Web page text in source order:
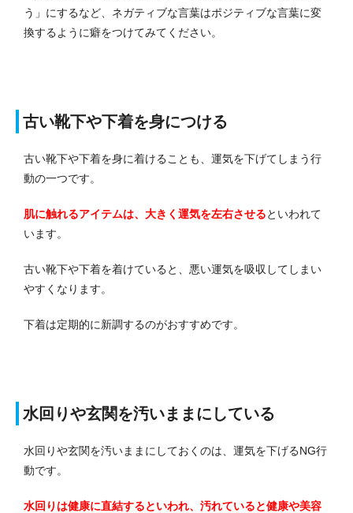
う」にするなど、ネガティブな言葉はポジティブな言葉に変
換するように癖をつけてみてください。
古い靴下や下着を身につける
古い靴下や下着を身に着けることも、運気を下げてしまう行
動の一つです。
肌に触れるアイテムは、大きく運気を左右させるといわれて
います。
古い靴下や下着を着けていると、悪い運気を吸収してしまい
やすくなります。
下着は定期的に新調するのがおすすめです。
水回りや玄関を汚いままにしている
水回りや玄関を汚いままにしておくのは、運気を下げるNG行
動です。
水回りは健康に直結するといわれ、汚れていると健康や美容